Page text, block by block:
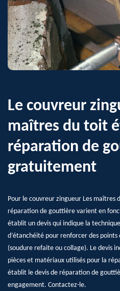
Le couvreur
maîtres du toit
réparation de
gratuitement
Pour le couvreur zingueur Les maîtres
réparation de gouttière varient en
établit un devis qui indique la
d’étanchéité pour renforcer des
(soudure refaite ou collage). Le devis
pièces et matériaux utilisés pour la
établit le devis de réparation de
engagement. Contactez-le.